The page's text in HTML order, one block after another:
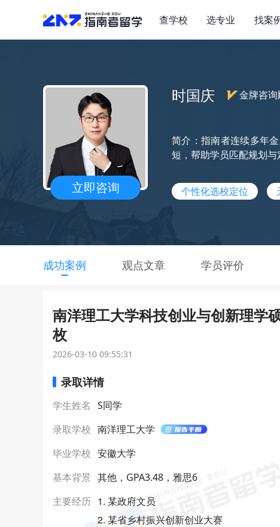
查学校 选专业 找案
立即咨询
时国庆 金牌咨
简介：指南者连续多年
短，帮助学员匹配规划与
个性化选校定位
成功案例 观点文章 学员评价
南洋理工大学科技创业与创新理学
枚
2026-03-10 09:55:31
录取详情
学生姓名 S同学
录取学校 南洋理工大学
毕业学校 安徽大学
基本背景 其他，GPA3.48，雅思6
主要经历 1. 某政府文员
2. 某省乡村振兴创新创业大赛